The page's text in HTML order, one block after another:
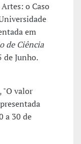
o Caso
em
de Ciência
de Junho.
"O valor
a 30 de